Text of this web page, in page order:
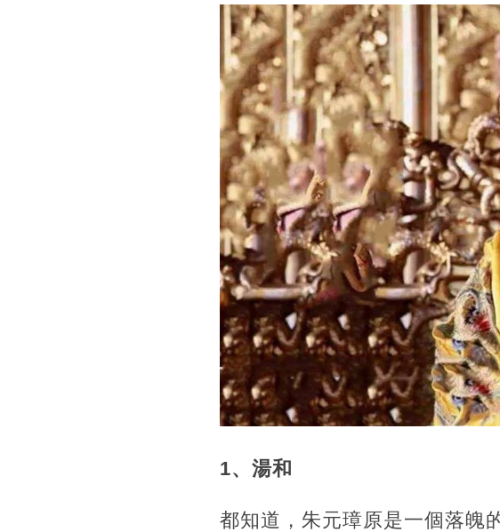
1、湯和
都知道，朱元璋原是一個落魄